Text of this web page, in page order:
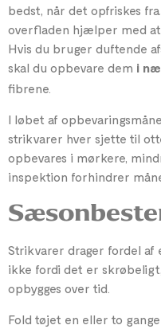
bedst, når det opfriskes
overfladen hjælper med at
Hvis du bruger duftende
skal du opbevare dem i
fibrene.
I løbet af
strikvarer hver sjette til
opbevares i mørkere,
inspektion forhindrer
Strikvarer drager fordel af
ikke fordi det er
opbygges over tid.
Fold tøjet en eller to